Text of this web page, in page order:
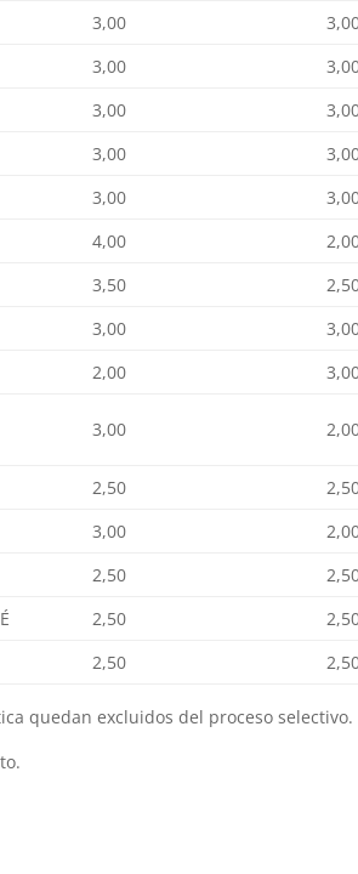
3,00
3,00
3,00
3,00
3,00
4,00
3,50
3,00
2,00
3,00
2,50
3,00
2,50
2,50
2,50
quedan excluidos del proceso selectivo.